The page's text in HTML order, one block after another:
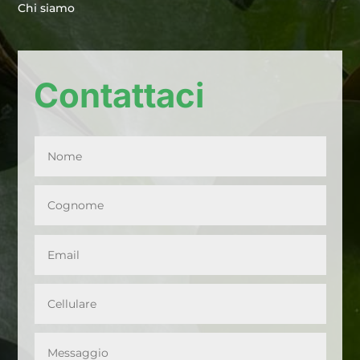
Chi siamo
Contattaci